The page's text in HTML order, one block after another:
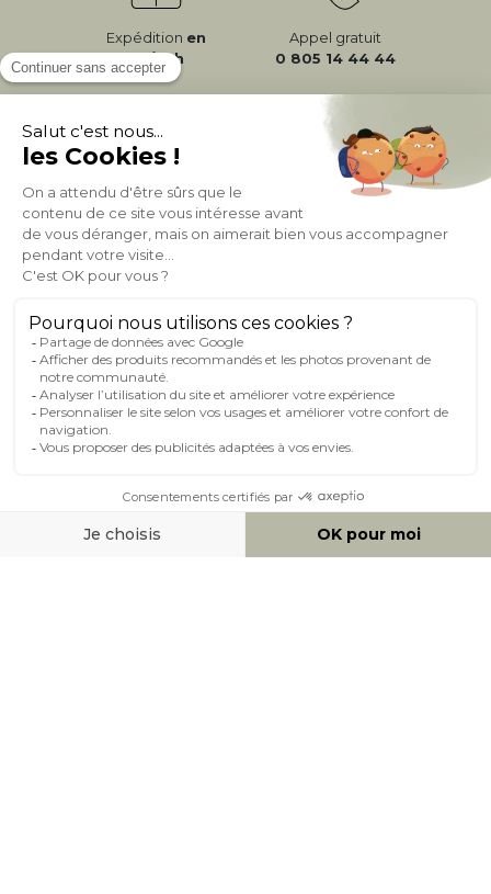
Expédition en
24/72h
Appel gratuit
0 805 14 44 44
À PROPOS DE MILIBOO
AIDE & CONTACT